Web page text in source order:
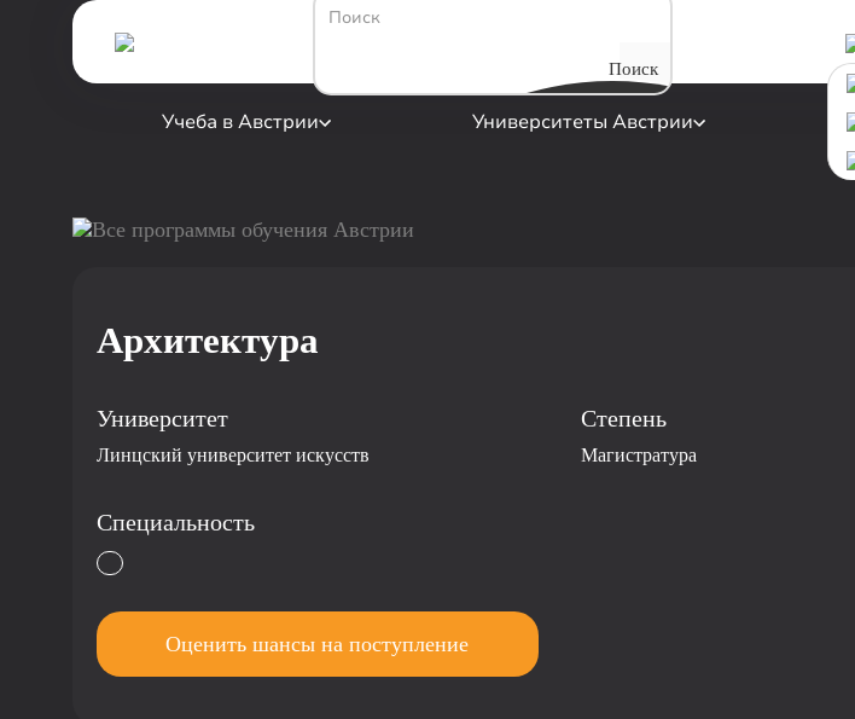
Поиск
Учеба в Австрии Университеты Австрии
Все программы обучения Австрии
Архитектура
Университет
Линцский университет искусств
Степень
Магистратура
Специальность
Оценить шансы на поступление